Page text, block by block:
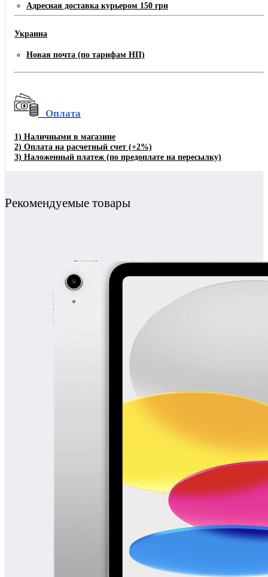
Адресная доставка курьером 150 грн
Украина
Новая почта (по тарифам НП)
Оплата
1) Наличными в магазине
2) Оплата на расчетный счет (+2%)
3) Наложенный платеж (по предоплате на пересылку)
Рекомендуемые товары